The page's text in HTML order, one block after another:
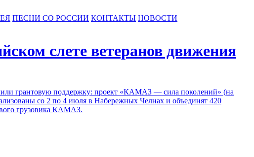
ПЕСНИ СО РОССИИ КОНТАКТЫ НОВОСТИ
слете ветеранов движения
грантовую поддержку: проект «КАМАЗ — сила поколений» (на
со 2 по 4 июля в Набережных Челнах и объединят 420
грузовика КАМАЗ.